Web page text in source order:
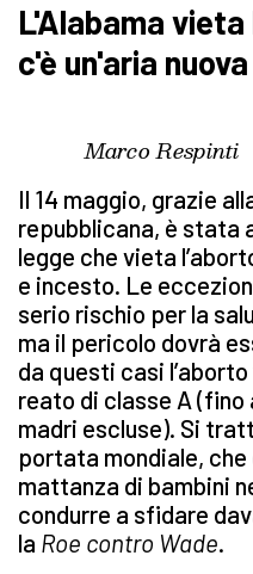
L'Alabama
c'è un'aria nuova
Marco Respinti
Il 14 maggio, grazie
repubblicana, è stata
legge che vieta
e incesto. Le
serio rischio per la
ma il pericolo dovrà
da questi casi
reato di classe A (fino
madri escluse). Si
portata mondiale,
mattanza di bambini
condurre a sfidare
la Roe contro Wade.